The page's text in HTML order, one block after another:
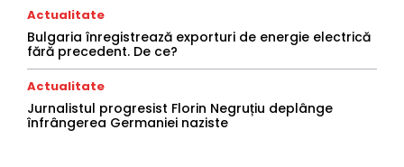
Actualitate
Bulgaria înregistrează exporturi de energie electrică
fără precedent. De ce?
Actualitate
Jurnalistul progresist Florin Negruțiu deplânge
înfrângerea Germaniei naziste